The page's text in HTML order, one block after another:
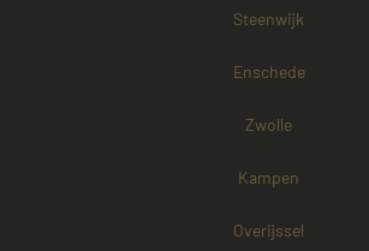
Steenwijk
Enschede
Zwolle
Kampen
Overijssel